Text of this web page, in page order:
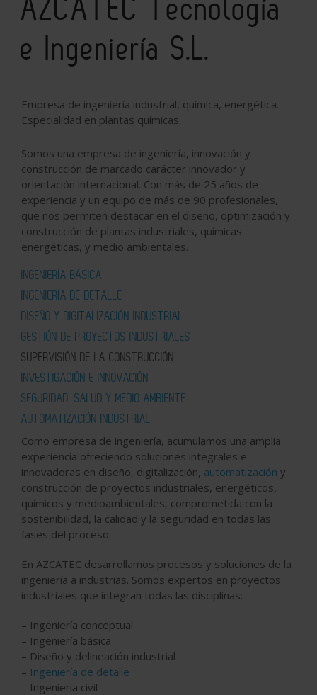
AZCATEC Tecnología
e Ingeniería S.L.
Empresa de ingeniería industrial, química, energética.
Especialidad en plantas químicas.
Somos una empresa de ingeniería, innovación y
construcción de marcado carácter innovador y
orientación internacional. Con más de 25 años de
experiencia y un equipo de más de 90 profesionales,
que nos permiten destacar en el diseño, optimización y
construcción de plantas industriales, químicas
energéticas, y medio ambientales.
INGENIERÍA BÁSICA
INGENIERÍA DE DETALLE
DISEÑO Y DIGITALIZACIÓN INDUSTRIAL
GESTIÓN DE PROYECTOS INDUSTRIALES
SUPERVISIÓN DE LA CONSTRUCCIÓN
INVESTIGACIÓN E INNOVACIÓN
SEGURIDAD, SALUD Y MEDIO AMBIENTE
AUTOMATIZACIÓN INDUSTRIAL
Como empresa de ingeniería, acumulamos una amplia
experiencia ofreciendo soluciones integrales e
innovadoras en diseño, digitalización, automatización y
construcción de proyectos industriales, energéticos,
químicos y medioambientales, comprometida con la
sostenibilidad, la calidad y la seguridad en todas las
fases del proceso.
En AZCATEC desarrollamos procesos y soluciones de la
ingeniería a industrias. Somos expertos en proyectos
industriales que integran todas las disciplinas:
– Ingeniería conceptual
– Ingeniería básica
– Diseño y delineación industrial
– Ingeniería de detalle
– Ingeniería civil